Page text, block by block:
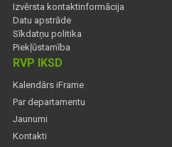
Izvērsta kontaktinformācija
Datu apstrāde
Sīkdatņu politika
Piekļūstamība
RVP IKSD
Kalendārs iFrame
Par departamentu
Jaunumi
Kontakti